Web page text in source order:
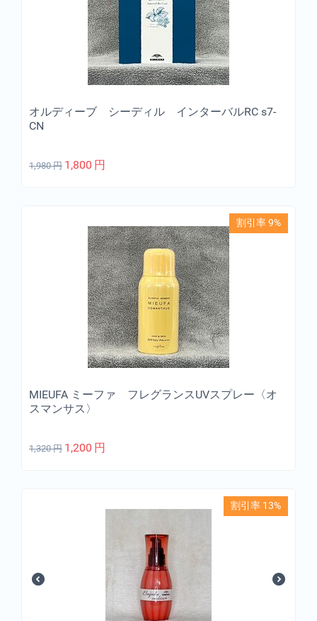
オルディーブ シーディル インターバルRC s7-
CN
1,980 円 1,800 円
割引率 9%
MIEUFA ミーファ フレグランスUVスプレー〈オ
スマンサス〉
1,320 円 1,200 円
割引率 13%